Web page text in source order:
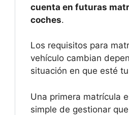
cuenta en futuras
coches.
Los requisitos para
vehículo cambian
situación en que esté
Una primera matrícula
simple de gestionar